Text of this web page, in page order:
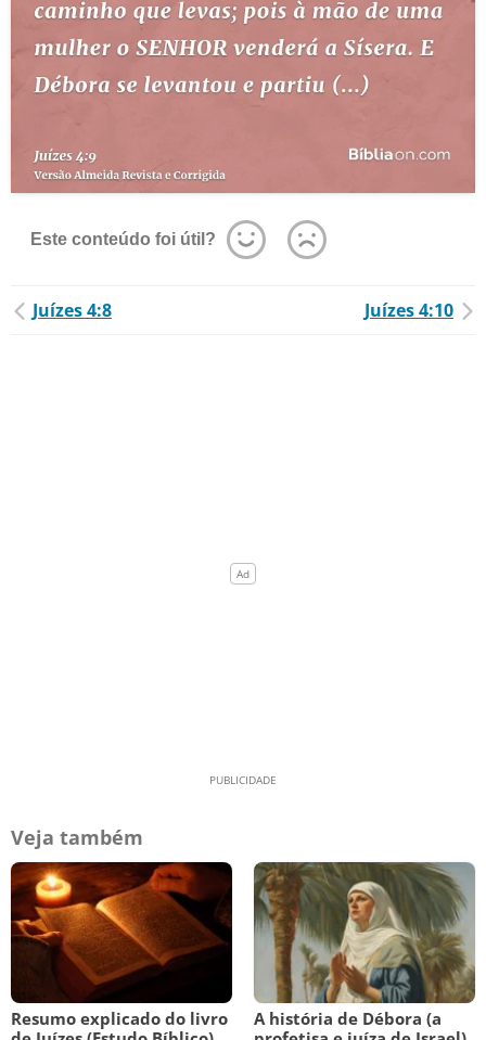
Este conteúdo foi útil?
Juízes 4:8 Juízes 4:10
Veja também
Resumo explicado do livro
A história de Débora (a